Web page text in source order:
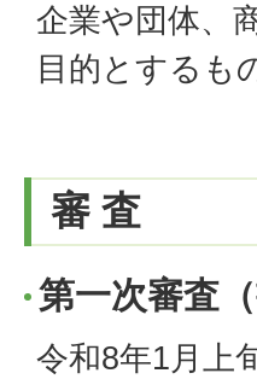
企業や団体、
目的とするも
審 査
第一次審査
令和8年1月上